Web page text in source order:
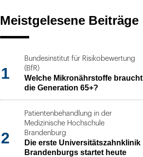
Meistgelesene Beiträge
1
Bundesinstitut für Risikobewertung
(BfR)
Welche Mikronährstoffe braucht
die Generation 65+?
2
Patientenbehandlung in der
Medizinische Hochschule
Brandenburg
Die erste Universitätszahnklinik
Brandenburgs startet heute